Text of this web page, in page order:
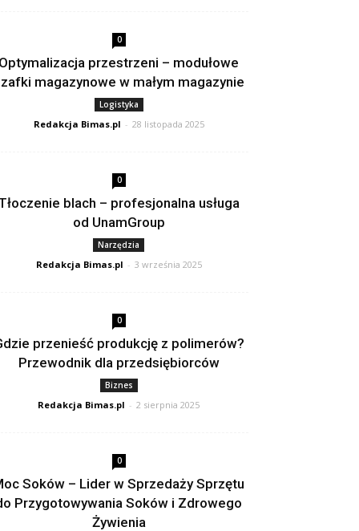
0
przestrzeni – modułowe
magazynowe w małym magazynie
Logistyka
Redakcja Bimas.pl - 28 listopada 2025
0
blach – profesjonalna usługa
od UnamGroup
Narzędzia
Redakcja Bimas.pl - 3 września 2025
0
przenieść produkcję z polimerów?
Przewodnik dla przedsiębiorców
Biznes
Redakcja Bimas.pl - 2 sierpnia 2025
0
Soków – Lider w Sprzedaży Sprzętu
Przygotowywania Soków i Zdrowego
Żywienia